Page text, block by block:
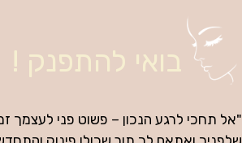
בואי להתפנק !
"אל תחכי לרגע הנכון – פשוט פני לעצמך